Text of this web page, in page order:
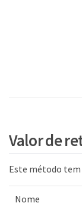
Valor de
Este método
Nome